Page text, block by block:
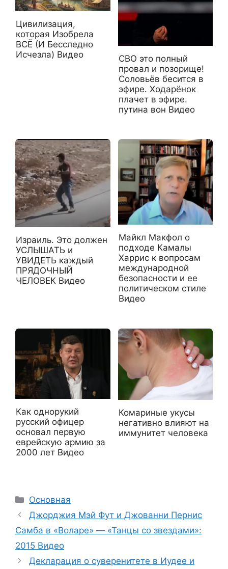
Цивилизация,
которая Изобрела
ВСЁ (И Бесследно
Исчезла) Видео
СВО это полный
провал и позорище!
Соловьёв бесится в
эфире. Ходарёнок
плачет в эфире.
путина вон Видео
Израиль. Это должен
УСЛЫШАТЬ и
УВИДЕТЬ каждый
ПРЯДОЧНЫЙ
ЧЕЛОВЕК Видео
Майкл Макфол о
подходе Камалы
Харрис к вопросам
международной
безопасности и ее
политическом стиле
Видео
Как однорукий
русский офицер
основал первую
еврейскую армию за
2000 лет Видео
Комариные укусы
негативно влияют на
иммунитет человека
Рубрики
Основная
Джорджия Мэй Фут и Джованни Пернис
Самба в «Воларе» — «Танцы со звездами»:
2015 Видео
Декларация о суверенитете в Иудее и